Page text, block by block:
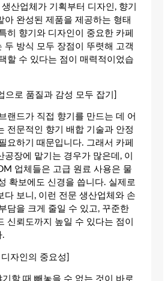
산업체가 기획부터 디자인, 향기
아 완성된 제품을 제공하는 형태
히 향기와 디자인이 중요한 카페
두 방식 모두 장점이 뚜렷해 고객
할 수 있다는 점이 매력적이었습
으로 품질과 감성 모두 잡기]
랜드가 직접 향기를 만드는 데 어
전문적인 향기 배합 기술과 안정
요하기 때문입니다. 그래서 카페
공장에 맡기는 경우가 많은데, 이
업체들은 고급 원료 사용은 물
확보에도 신경을 씁니다. 실제로
다 보니, 이런 전문 생산업체와 손
담을 크게 줄일 수 있고, 꾸준한
신뢰도까지 높일 수 있다는 점이
.
자인의 중요성]
할 때 빼놓을 수 없는 것이 바로